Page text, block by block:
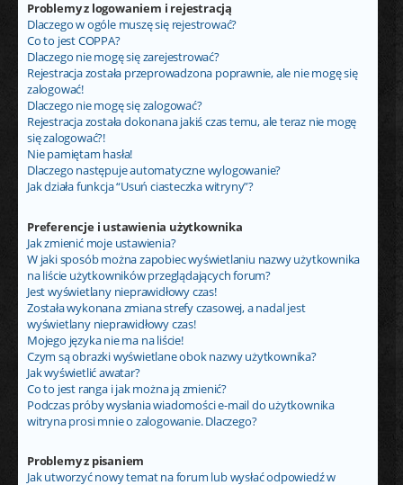
Problemy z logowaniem i rejestracją
Dlaczego w ogóle muszę się rejestrować?
Co to jest COPPA?
Dlaczego nie mogę się zarejestrować?
Rejestracja została przeprowadzona poprawnie, ale nie mogę się
zalogować!
Dlaczego nie mogę się zalogować?
Rejestracja została dokonana jakiś czas temu, ale teraz nie mogę
się zalogować?!
Nie pamiętam hasła!
Dlaczego następuje automatyczne wylogowanie?
Jak działa funkcja “Usuń ciasteczka witryny”?
Preferencje i ustawienia użytkownika
Jak zmienić moje ustawienia?
W jaki sposób można zapobiec wyświetlaniu nazwy użytkownika
na liście użytkowników przeglądających forum?
Jest wyświetlany nieprawidłowy czas!
Została wykonana zmiana strefy czasowej, a nadal jest
wyświetlany nieprawidłowy czas!
Mojego języka nie ma na liście!
Czym są obrazki wyświetlane obok nazwy użytkownika?
Jak wyświetlić awatar?
Co to jest ranga i jak można ją zmienić?
Podczas próby wysłania wiadomości e-mail do użytkownika
witryna prosi mnie o zalogowanie. Dlaczego?
Problemy z pisaniem
Jak utworzyć nowy temat na forum lub wysłać odpowiedź w